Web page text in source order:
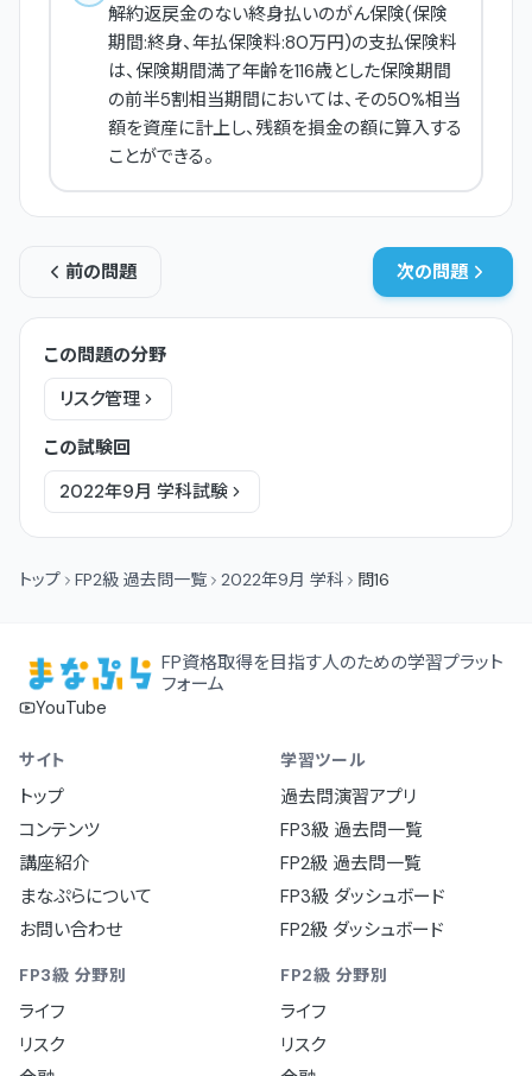
解約返戻金のない終身払いのがん保険(保険
期間:終身、年払保険料:80万円)の支払保険料
は、保険期間満了年齢を116歳とした保険期間
の前半5割相当期間においては、その50%相当
額を資産に計上し、残額を損金の額に算入する
ことができる。
前の問題 次の問題
この問題の分野
リスク管理
この試験回
2022年9月 学科試験
トップ FP2級 過去問一覧 2022年9月 学科 問16
FP資格取得を目指す人のための学習プラット
フォーム
YouTube
サイト
トップ
コンテンツ
講座紹介
まなぷらについて
お問い合わせ
学習ツール
過去問演習アプリ
FP3級 過去問一覧
FP2級 過去問一覧
FP3級 ダッシュボード
FP2級 ダッシュボード
FP3級 分野別
ライフ
リスク
FP2級 分野別
ライフ
リスク